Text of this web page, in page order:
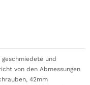
und
von den Abmessungen
42mm